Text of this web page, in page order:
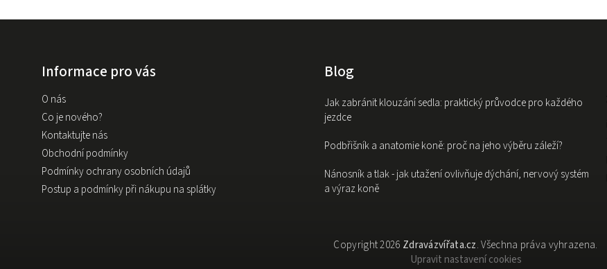
Informace pro vás
O nás
Co je nového?
Kontaktujte nás
Obchodní podmínky
Podmínky ochrany osobních údajů
Postup a podmínky při nákupu na splátky
Blog
Jak zabránit klouzání sedla: praktický průvodce pro každého
jezdce
Podbřišník a anatomie koně: proč na jeho výběru záleží?
Nánosník a tlak - jak utažení ovlivňuje dýchání, nervový systém
a výraz koně
Copyright 2026 Zdravázvířata.cz. Všechna práva vyhrazena.
Upravit nastavení cookies